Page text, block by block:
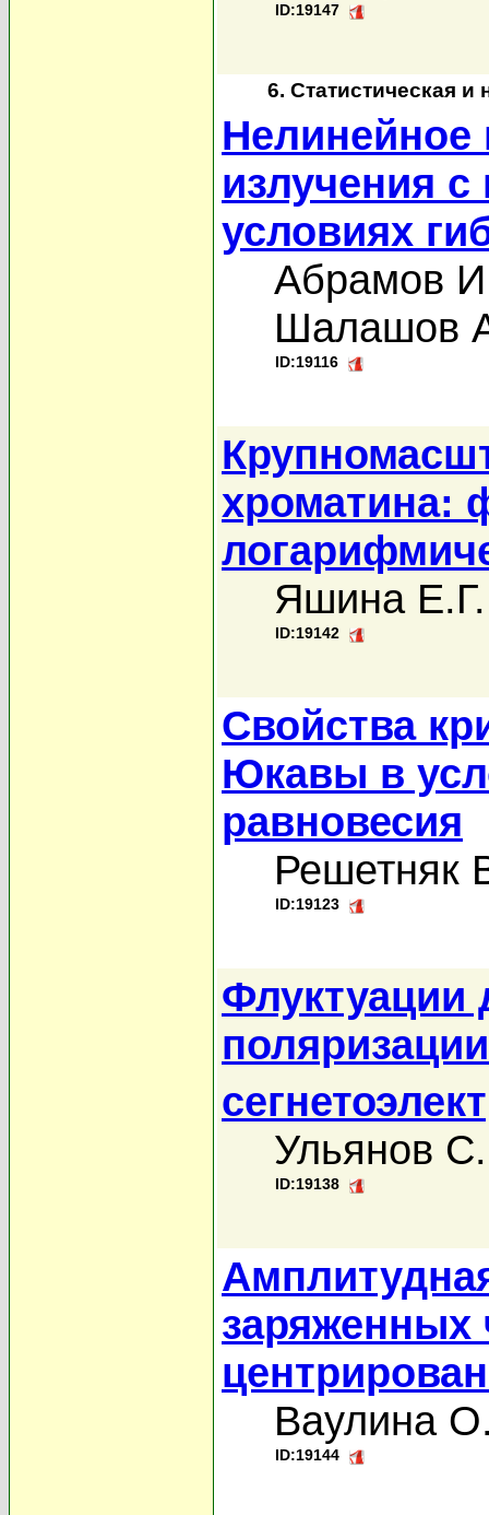
ID:19147
6. Статистическая
Нелинейное
излучения
условиях
Абрамов
Шалашов
ID:19116
хроматина:
Яшина Е.Г.
ID:19142
Свойства
Юкавы в
равновесия
Решетняк
ID:19123
Флуктуации
Ульянов
ID:19138
заряженных
Ваулина
ID:19144